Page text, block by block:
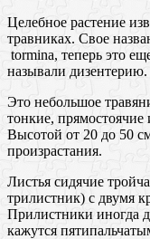
Целебное растение
травниках. Свое
tormina, теперь это
называли дизентерию.
Это небольшое
тонкие,
Высотой от 20 до 50
произрастания.
Листья сидячие
трилистник) с двумя
Прилистники иногда
кажутся